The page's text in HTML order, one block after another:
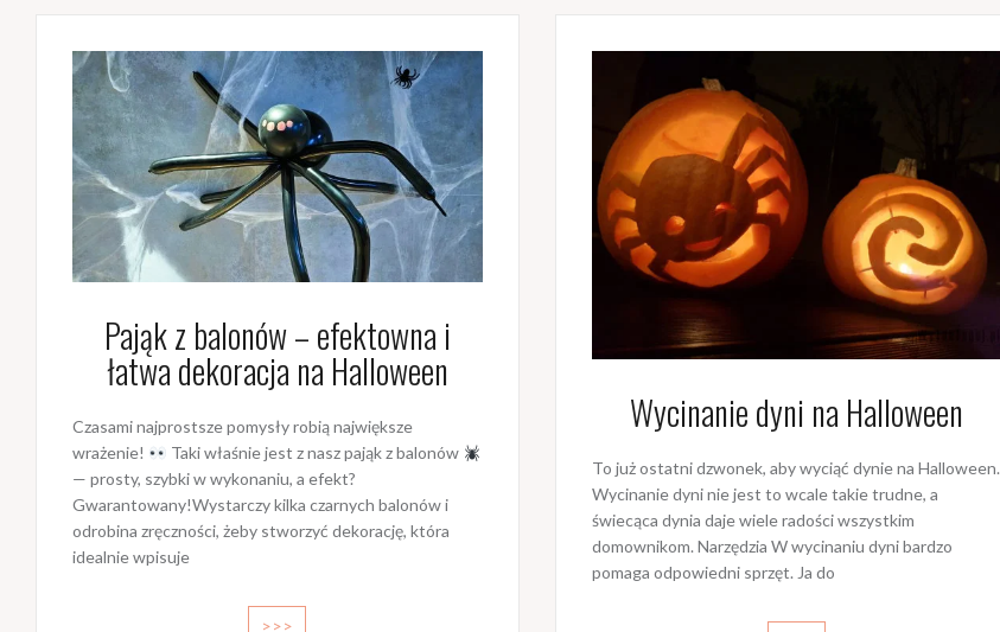
Pająk z balonów – efektowna i
łatwa dekoracja na Halloween
Czasami najprostsze pomysły robią największe
wrażenie!
Taki właśnie jest z nasz pająk z balonów
— prosty, szybki w wykonaniu, a efekt?
Gwarantowany!Wystarczy kilka czarnych balonów i
odrobina zręczności, żeby stworzyć dekorację, która
idealnie wpisuje
>>>
Wycinanie dyni na Halloween
To już ostatni dzwonek, aby wyciąć dynie na Halloween.
Wycinanie dyni nie jest to wcale takie trudne, a
świecąca dynia daje wiele radości wszystkim
domownikom. Narzędzia W wycinaniu dyni bardzo
pomaga odpowiedni sprzęt. Ja do